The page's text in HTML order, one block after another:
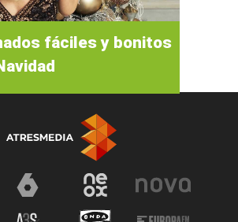
fáciles y bonitos